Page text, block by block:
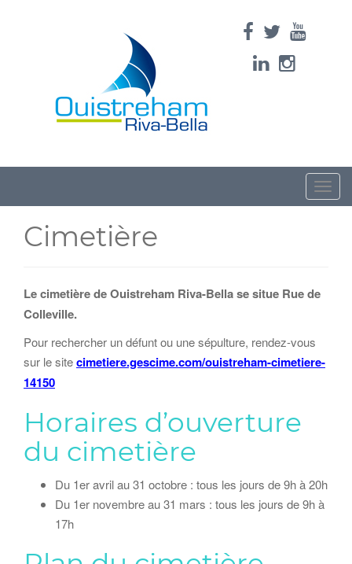
Toggle
Cimetière
Le cimetière de Ouistreham Riva-Bella se situe Rue de
Colleville.
Pour rechercher un défunt ou une sépulture, rendez-vous
sur le sitecimetiere.gescime.com/ouistreham-cimetiere-
14150
Horaires d’ouverture
du cimetière
Du 1er avril au 31 octobre : tous les jours de 9h à 20h
Du 1er novembre au 31 mars : tous les jours de 9h à
17h